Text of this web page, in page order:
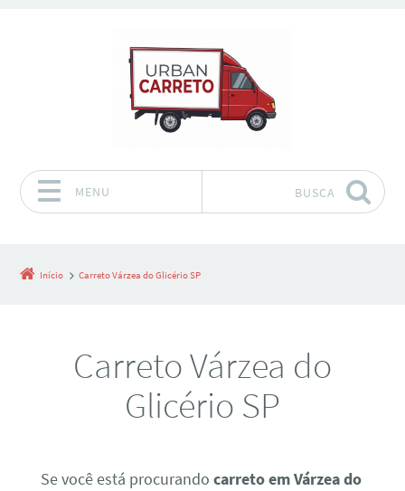
MENU BUSCA
Início Carreto Várzea do Glicério SP
Carreto Várzea do
Glicério SP
Se você está procurando carreto em Várzea do